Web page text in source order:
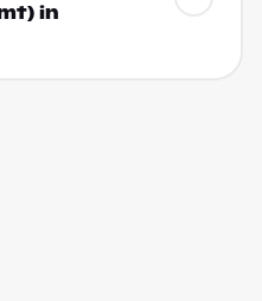
in